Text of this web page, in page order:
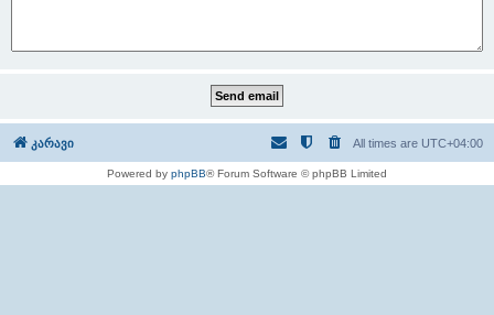
კარავი All times are UTC+04:00
Powered by phpBB® Forum Software © phpBB Limited